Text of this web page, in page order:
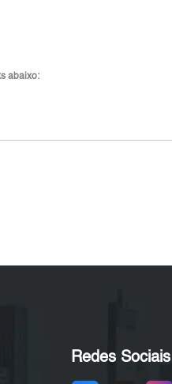
abaixo:
Redes Sociais